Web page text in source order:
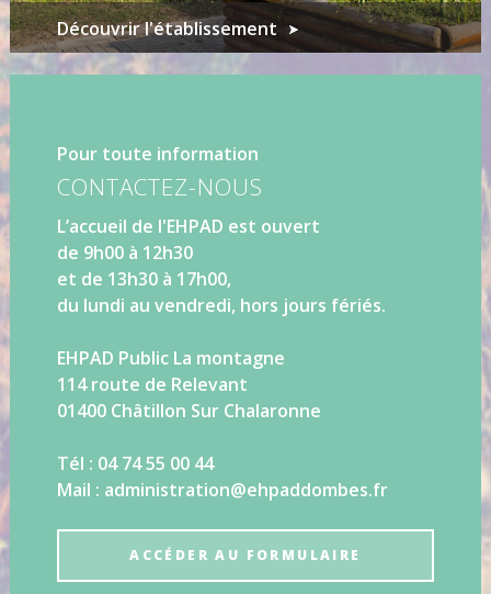
Découvrir l'établissement
Pour toute information
CONTACTEZ-NOUS
L’accueil de l'EHPAD est ouvert
de 9h00 à 12h30
et de 13h30 à 17h00,
du lundi au vendredi, hors jours fériés.
EHPAD Public La montagne
114 route de Relevant
01400 Châtillon Sur Chalaronne
Tél : 04 74 55 00 44
Mail : administration@ehpaddombes.fr
ACCÉDER AU FORMULAIRE